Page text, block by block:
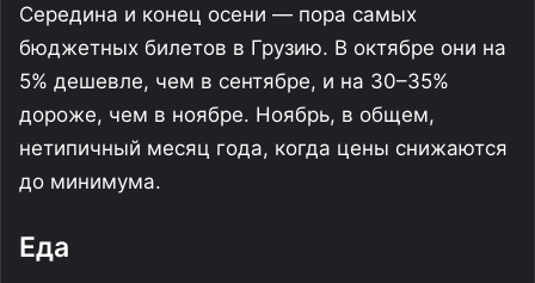
Середина и конец осени — пора самых
бюджетных билетов в Грузию. В октябре они на
5% дешевле, чем в сентябре, и на 30–35%
дороже, чем в ноябре. Ноябрь, в общем,
нетипичный месяц года, когда цены снижаются
до минимума.
Еда